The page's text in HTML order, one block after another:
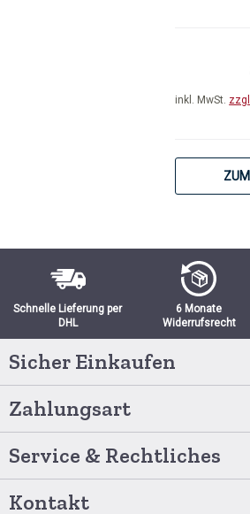
inkl. MwSt.
Schnelle Lieferung per
DHL
6 Monate
Widerrufsrecht
Sicher Einkaufen
Zahlungsart
Service & Rechtliches
Kontakt